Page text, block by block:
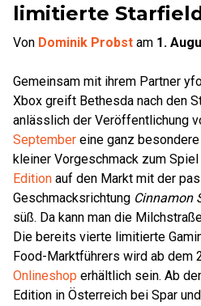
limitierte
Von Dominik Probst am 1.
Gemeinsam mit ihrem Partner
Xbox greift Bethesda nach den
anlässlich der Veröffentlichung
September eine ganz
kleiner Vorgeschmack zum
Edition auf den Markt mit der
Geschmacksrichtung Cinnamon
süß. Da kann man die
Die bereits vierte limitierte
Food-Marktführers wird ab dem
Onlineshop erhältlich sein. Ab
Edition in Österreich bei Spar